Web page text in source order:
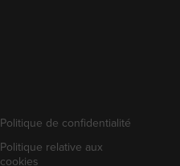
Politique de confidentialité
Politique relative aux
cookies